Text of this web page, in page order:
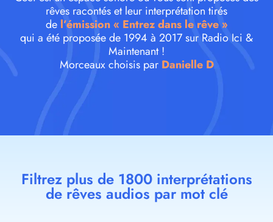
rêves racontés et leur interprétation tirés
de l’émission « Entrez dans le rêve »
qui a été proposée de 1994 à 2017 sur Radio Ici &
Maintenant !
Morceaux choisis par Danielle D
Filtrez plus de 1800 interprétations
de rêves audios par mot clé